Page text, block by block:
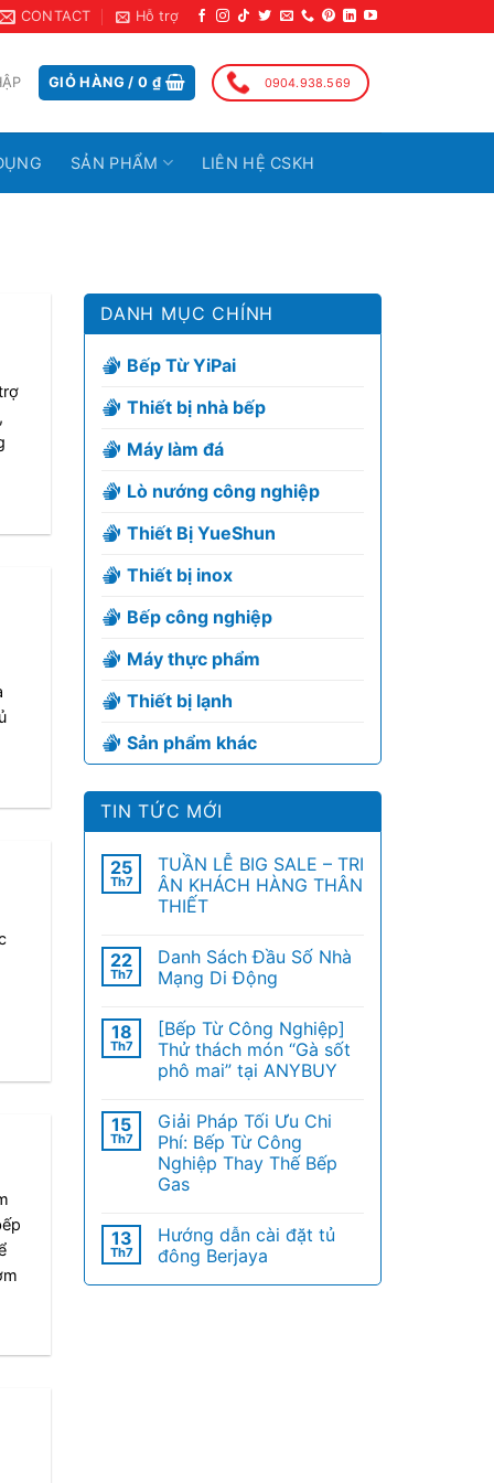
CONTACT Hỗ trợ
GIỎ HÀNG /0 ₫ 0904.938.569
SẢN PHẨM LIÊN HỆ CSKH
DANH MỤC CHÍNH
Bếp Từ YiPai
Thiết bị nhà bếp
Máy làm đá
Lò nướng công nghiệp
Thiết Bị YueShun
Thiết bị inox
Bếp công nghiệp
Máy thực phẩm
Thiết bị lạnh
Sản phẩm khác
TIN TỨC MỚI
25
Th7
TUẦN LỄ BIG SALE – TRI
ÂN KHÁCH HÀNG THÂN
THIẾT
22
Th7
Danh Sách Đầu Số Nhà
Mạng Di Động
18
Th7
[Bếp Từ Công Nghiệp]
Thử thách món “Gà sốt
phô mai” tại ANYBUY
15
Th7
Giải Pháp Tối Ưu Chi
Phí: Bếp Từ Công
Nghiệp Thay Thế Bếp
Gas
13
Th7
Hướng dẫn cài đặt tủ
đông Berjaya